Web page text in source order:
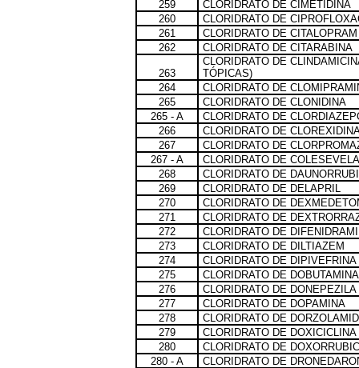
259
CLORIDRATO DE CIMETIDINA
260
CLORIDRATO DE
261
CLORIDRATO DE CITALOPRAM
262
CLORIDRATO DE CITARABINA
263
CLORIDRATO DE
TÓPICAS)
264
CLORIDRATO DE
265
CLORIDRATO DE CLONIDINA
265 - A
CLORIDRATO DE
266
CLORIDRATO DE
267
CLORIDRATO DE
267 - A
CLORIDRATO DE
268
CLORIDRATO DE
269
CLORIDRATO DE DELAPRIL
270
CLORIDRATO DE
271
CLORIDRATO DE
272
CLORIDRATO DE
273
CLORIDRATO DE DILTIAZEM
274
CLORIDRATO DE DIPIVEFRINA
275
CLORIDRATO DE DOBUTAMINA
276
CLORIDRATO DE DONEPEZILA
277
CLORIDRATO DE DOPAMINA
278
CLORIDRATO DE
279
CLORIDRATO DE DOXICICLINA
280
CLORIDRATO DE
280 - A
CLORIDRATO DE